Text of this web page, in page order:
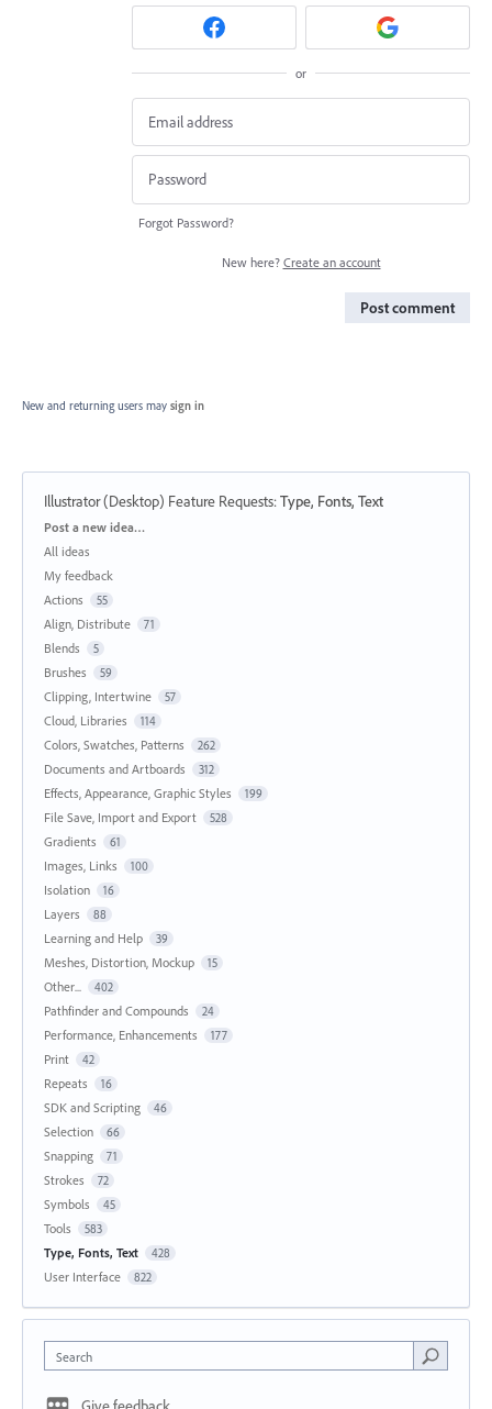
or
Forgot Password?
New here? Create an account
Post comment
New and returning users may sign in
Illustrator (Desktop) Feature Requests:Type, Fonts, Text
Categories
Post a new idea…
All ideas
My feedback
Actions
55
Align, Distribute 71
Blends 5
Brushes 59
Clipping, Intertwine 57
Cloud, Libraries 114
Colors, Swatches, Patterns 262
Documents and Artboards 312
Effects, Appearance, Graphic Styles 199
File Save, Import and Export 528
Gradients 61
Images, Links 100
Isolation 16
Layers 88
Learning and Help 39
Meshes, Distortion, Mockup 15
Other... 402
Pathfinder and Compounds 24
Performance, Enhancements 177
Print 42
Repeats 16
SDK and Scripting 46
Selection 66
Snapping 71
Strokes 72
Symbols 45
Tools 583
Type, Fonts, Text 428
User Interface 822
Search